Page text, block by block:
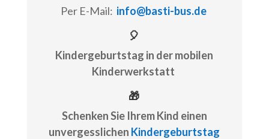
Per E-Mail: info@basti-bus.de
🎈
Kindergeburtstag in der mobilen
Kinderwerkstatt
🎁
Schenken Sie Ihrem Kind einen
unvergesslichen Kindergeburtstag